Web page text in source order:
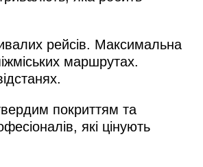
рейсів. Максимальна
маршрутах.
покриттям та
які цінують